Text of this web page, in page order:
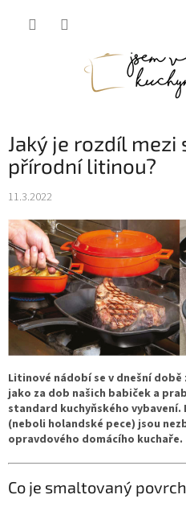
Jaký je rozdíl
přírodní litinou?
11.3.2022
Litinové nádobí se v dnešní
jako za dob našich babiček a
standard kuchyňského
(neboli holandské pece) jsou
opravdového domácího kuchaře.
Co je smaltovaný